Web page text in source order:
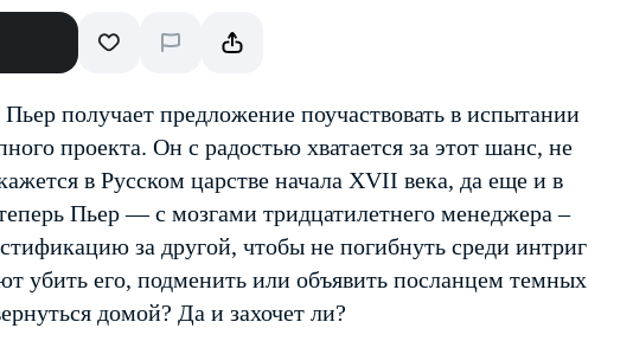
получает предложение поучаствовать в испытании
проекта. Он с радостью хватается за этот шанс, не
в Русском царстве начала XVII века, да еще и в
Пьер — с мозгами тридцатилетнего менеджера –
за другой, чтобы не погибнуть среди интриг
убить его, подменить или объявить посланцем темных
домой? Да и захочет ли?